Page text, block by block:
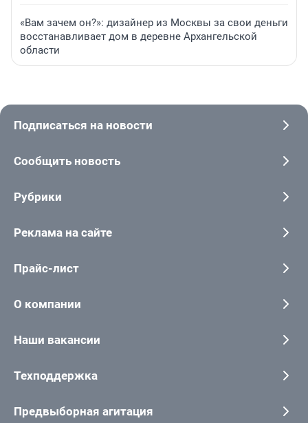
«Вам зачем он?»: дизайнер из Москвы за свои деньги
восстанавливает дом в деревне Архангельской
области
Подписаться на новости
Сообщить новость
Рубрики
Реклама на сайте
Прайс-лист
О компании
Наши вакансии
Техподдержка
Предвыборная агитация